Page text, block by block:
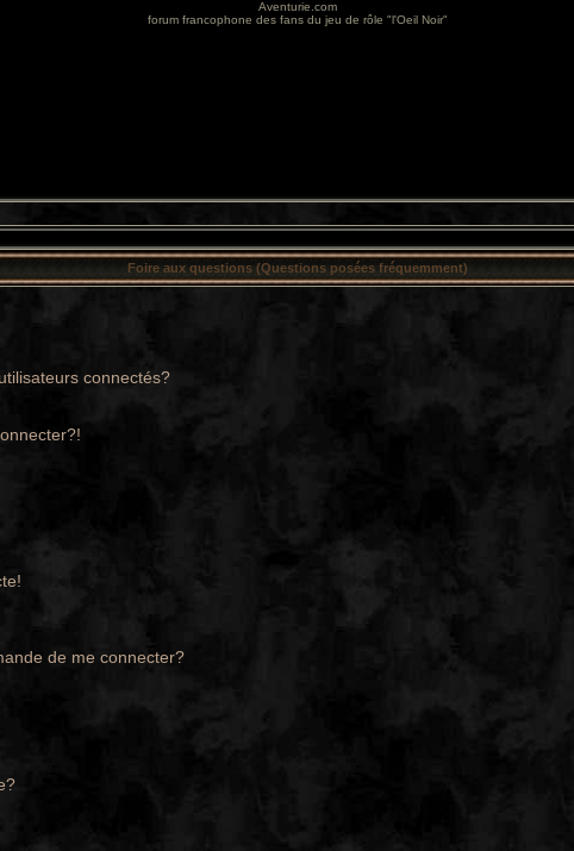
Aventurie.com
forum francophone des fans du jeu de rôle "l'Oeil Noir"
Foire aux questions (Questions posées fréquemment)
connectés?
de me connecter?